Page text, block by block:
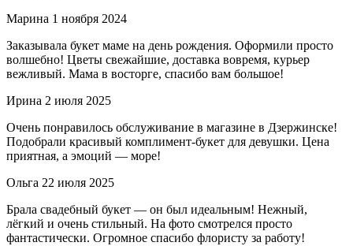
Марина 1 ноября 2024
Заказывала букет маме на день рождения. Оформили просто
волшебно! Цветы свежайшие, доставка вовремя, курьер
вежливый. Мама в восторге, спасибо вам большое!
Ирина 2 июля 2025
Очень понравилось обслуживание в магазине в Дзержинске!
Подобрали красивый комплимент-букет для девушки. Цена
приятная, а эмоций — море!
Ольга 22 июля 2025
Брала свадебный букет — он был идеальным! Нежный,
лёгкий и очень стильный. На фото смотрелся просто
фантастически. Огромное спасибо флористу за работу!